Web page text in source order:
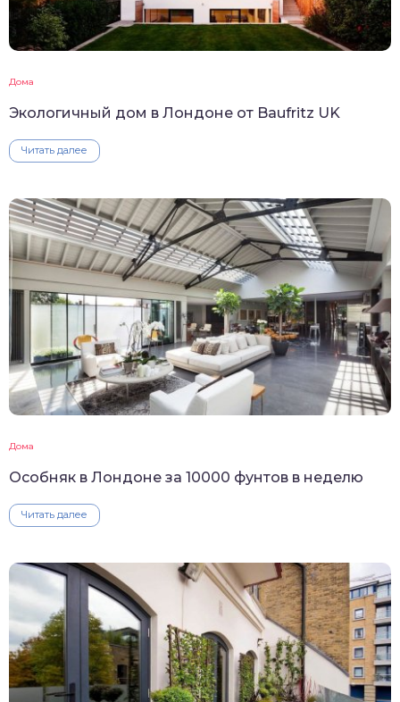
Дома
Экологичный дом в Лондоне от Baufritz UK
Читать далее
Дома
Особняк в Лондоне за 10000 фунтов в неделю
Читать далее